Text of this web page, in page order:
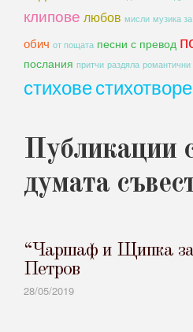
клипове любов мисли музика
обич от пощата песни с превод
послания притчи раздяла
стихове
Публикации
думата
“Чаршаф и Щипка за
Петров
28/05/2019